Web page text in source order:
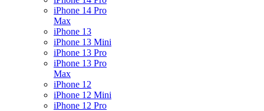
iPhone 14 Pro
Max
iPhone 13
iPhone 13 Mini
iPhone 13 Pro
iPhone 13 Pro
Max
iPhone 12
iPhone 12 Mini
iPhone 12 Pro